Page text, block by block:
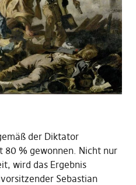
der Diktator
80 % gewonnen. Nicht nur
wird das Ergebnis
Sebastian